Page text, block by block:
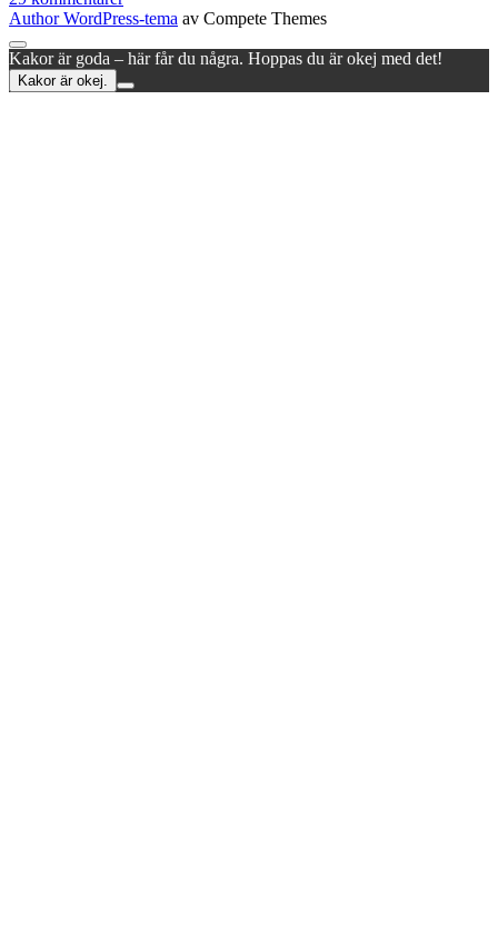
Author WordPress-tema av Compete Themes
Rulla
till
toppen
Kakor är goda – här får du några. Hoppas du är okej med det!
Kakor är okej.